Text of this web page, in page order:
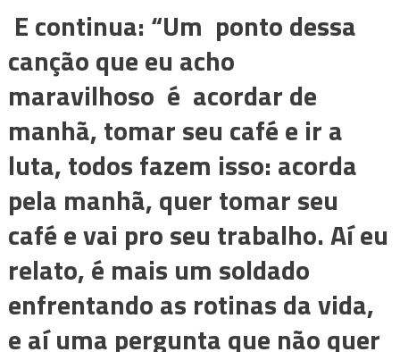
E continua: “Um ponto dessa
canção que eu acho
maravilhoso é acordar de
manhã, tomar seu café e ir a
luta, todos fazem isso: acorda
pela manhã, quer tomar seu
café e vai pro seu trabalho. Aí eu
relato, é mais um soldado
enfrentando as rotinas da vida,
e aí uma pergunta que não quer